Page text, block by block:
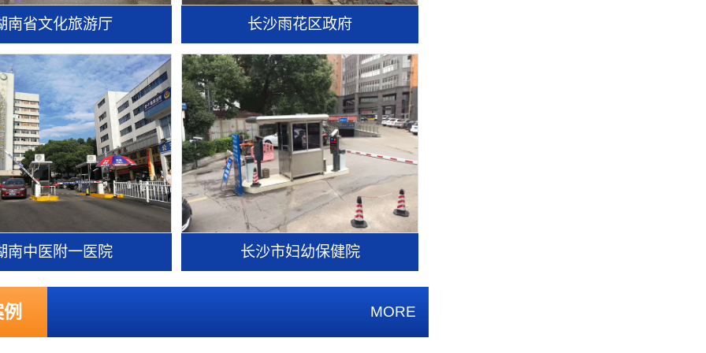
南省文化旅游厅 长沙雨花区政府
南中医附一医院 长沙市妇幼保健院
MORE